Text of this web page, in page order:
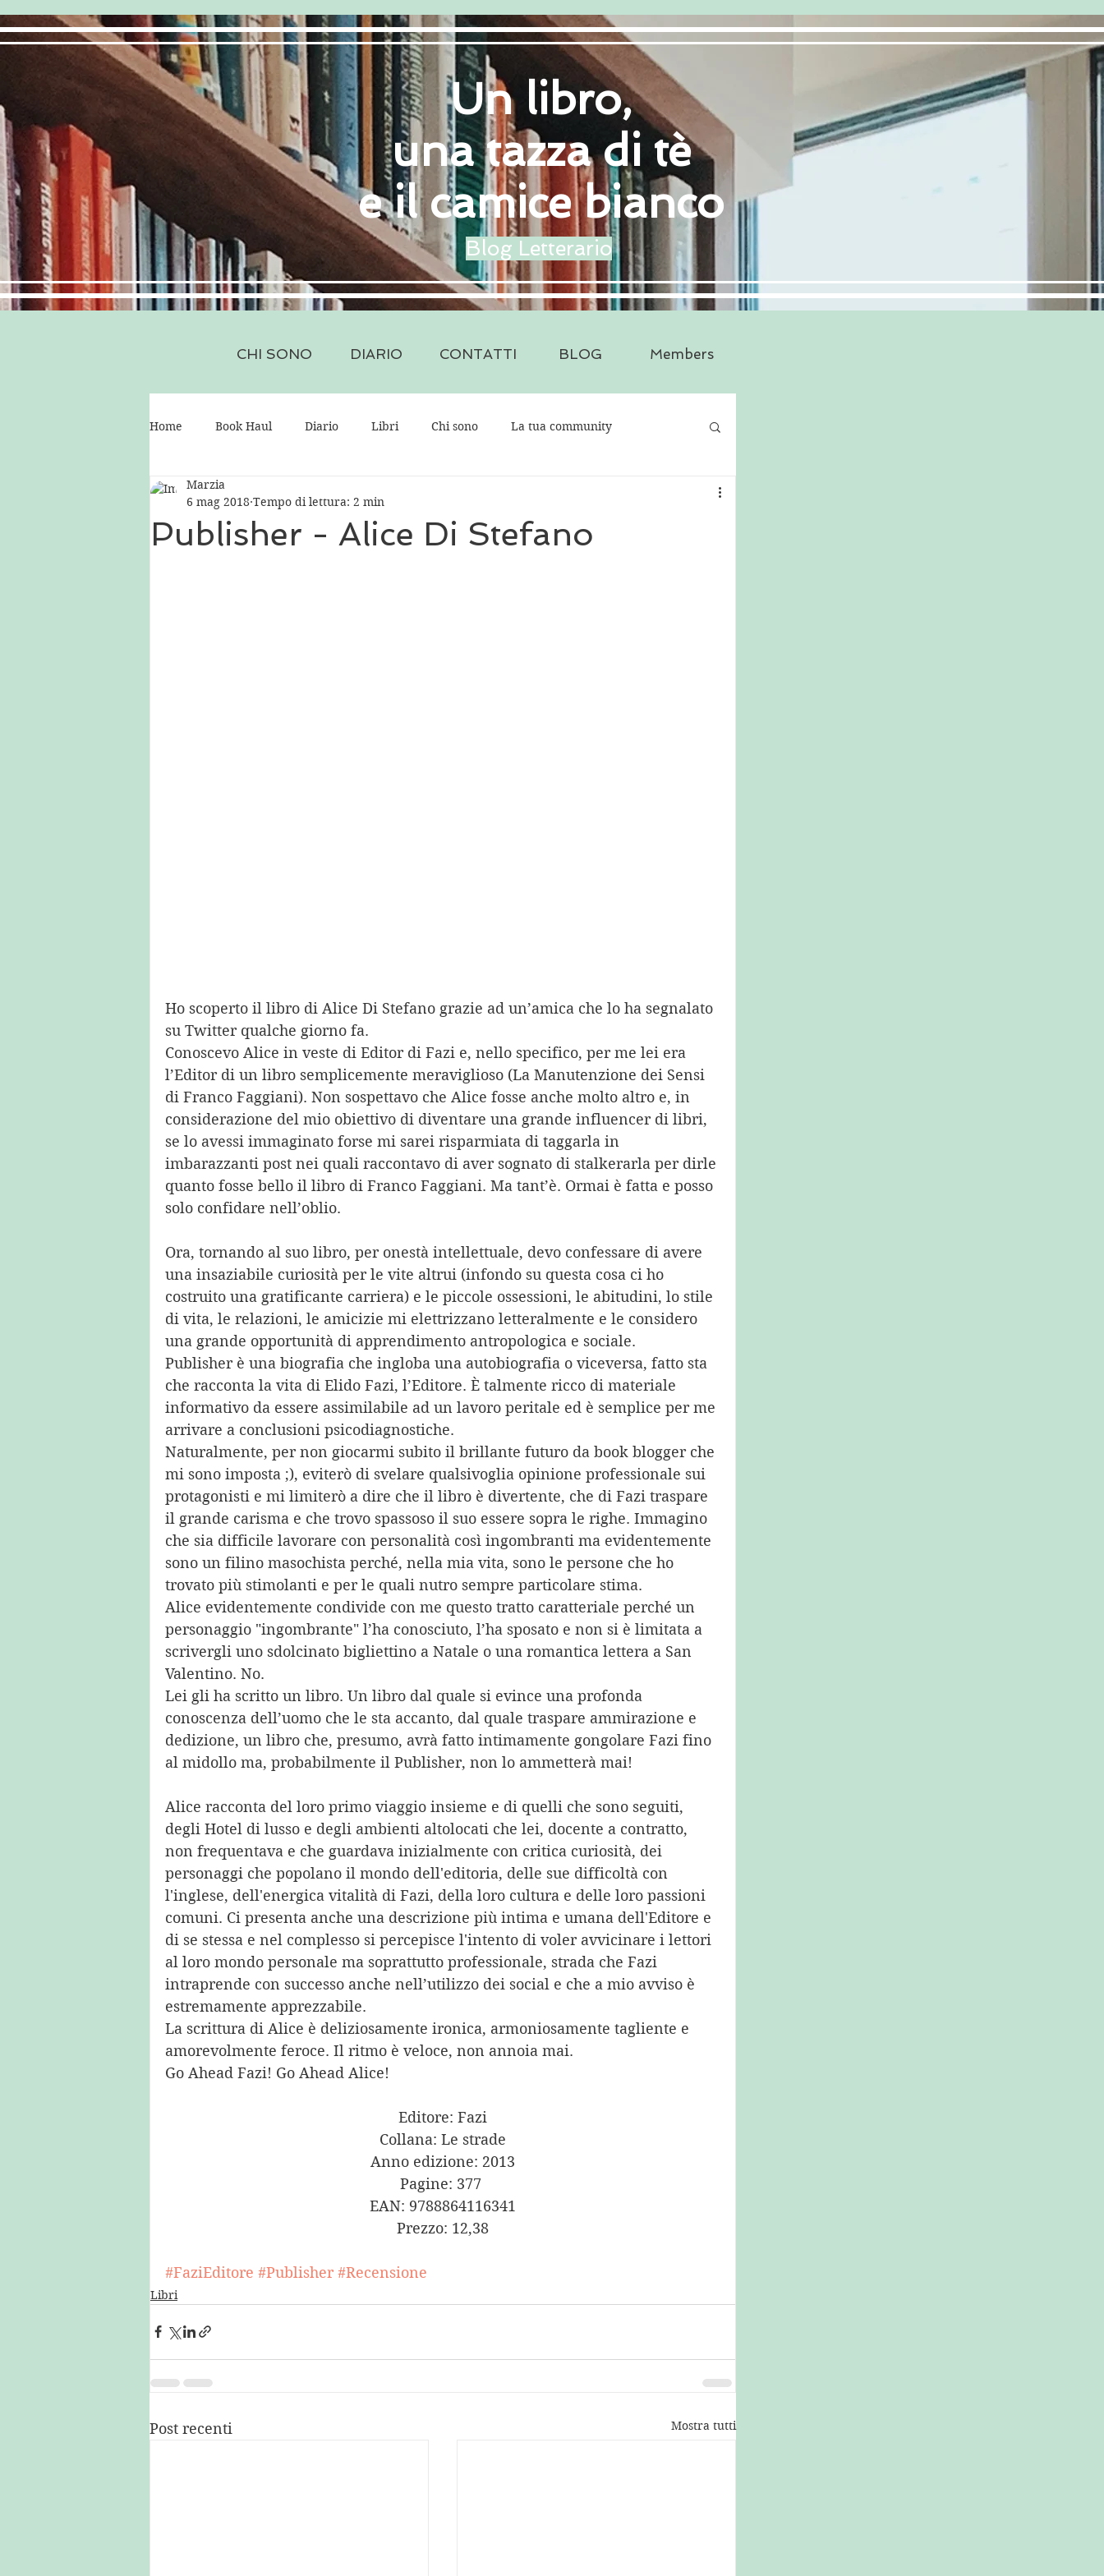
Un libro,
una tazza di tè
e il camice bianco
Blog Letterario
CHI SONO DIARIO CONTATTI BLOG Members
Home Book Haul Diario Libri Chi sono La tua community
Consigli per il blog
Publisher - Alice Di Stefano
Marzia
6 mag 2018 Tempo di lettura: 2 min
Ho scoperto il libro di Alice Di Stefano grazie ad un’amica che lo ha segnalato
su Twitter qualche giorno fa.
Conoscevo Alice in veste di Editor di Fazi e, nello specifico, per me lei era
l’Editor di un libro semplicemente meraviglioso (La Manutenzione dei Sensi
di Franco Faggiani). Non sospettavo che Alice fosse anche molto altro e, in
considerazione del mio obiettivo di diventare una grande influencer di libri,
se lo avessi immaginato forse mi sarei risparmiata di taggarla in
imbarazzanti post nei quali raccontavo di aver sognato di stalkerarla per dirle
quanto fosse bello il libro di Franco Faggiani. Ma tant’è. Ormai è fatta e posso
solo confidare nell’oblio.
Ora, tornando al suo libro, per onestà intellettuale, devo confessare di avere
una insaziabile curiosità per le vite altrui (infondo su questa cosa ci ho
costruito una gratificante carriera) e le piccole ossessioni, le abitudini, lo stile
di vita, le relazioni, le amicizie mi elettrizzano letteralmente e le considero
una grande opportunità di apprendimento antropologica e sociale.
Publisher è una biografia che ingloba una autobiografia o viceversa, fatto sta
che racconta la vita di Elido Fazi, l’Editore. È talmente ricco di materiale
informativo da essere assimilabile ad un lavoro peritale ed è semplice per me
arrivare a conclusioni psicodiagnostiche.
Naturalmente, per non giocarmi subito il brillante futuro da book blogger che
mi sono imposta ;), eviterò di svelare qualsivoglia opinione professionale sui
protagonisti e mi limiterò a dire che il libro è divertente, che di Fazi traspare
il grande carisma e che trovo spassoso il suo essere sopra le righe. Immagino
che sia difficile lavorare con personalità così ingombranti ma evidentemente
sono un filino masochista perché, nella mia vita, sono le persone che ho
trovato più stimolanti e per le quali nutro sempre particolare stima.
Alice evidentemente condivide con me questo tratto caratteriale perché un
personaggio "ingombrante" l’ha conosciuto, l’ha sposato e non si è limitata a
scrivergli uno sdolcinato bigliettino a Natale o una romantica lettera a San
Valentino. No.
Lei gli ha scritto un libro. Un libro dal quale si evince una profonda
conoscenza dell’uomo che le sta accanto, dal quale traspare ammirazione e
dedizione, un libro che, presumo, avrà fatto intimamente gongolare Fazi fino
al midollo ma, probabilmente il Publisher, non lo ammetterà mai!
Alice racconta del loro primo viaggio insieme e di quelli che sono seguiti,
degli Hotel di lusso e degli ambienti altolocati che lei, docente a contratto,
non frequentava e che guardava inizialmente con critica curiosità, dei
personaggi che popolano il mondo dell'editoria, delle sue difficoltà con
l'inglese, dell'energica vitalità di Fazi, della loro cultura e delle loro passioni
comuni. Ci presenta anche una descrizione più intima e umana dell'Editore e
di se stessa e nel complesso si percepisce l'intento di voler avvicinare i lettori
al loro mondo personale ma soprattutto professionale, strada che Fazi
intraprende con successo anche nell’utilizzo dei social e che a mio avviso è
estremamente apprezzabile.
La scrittura di Alice è deliziosamente ironica, armoniosamente tagliente e
amorevolmente feroce. Il ritmo è veloce, non annoia mai.
Go Ahead Fazi! Go Ahead Alice!
Editore: Fazi
Collana: Le strade
Anno edizione: 2013
Pagine: 377
EAN: 9788864116341
Prezzo: 12,38
#FaziEditore #Publisher #Recensione
Libri
Post recenti Mostra tutti